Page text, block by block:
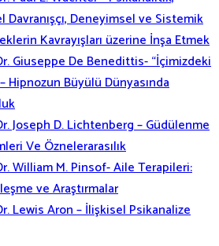
Davranışçı, Deneyimsel ve Sistemik
Kavrayışları üzerine İnşa Etmek
Giuseppe De Benedittis- “İçimizdeki
Hipnozun Büyülü Dünyasında
Joseph D. Lichtenberg – Güdülenme
Ve Öznelerarasılık
William M. Pinsof- Aile Terapileri:
ve Araştırmalar
Lewis Aron – İlişkisel Psikanalize